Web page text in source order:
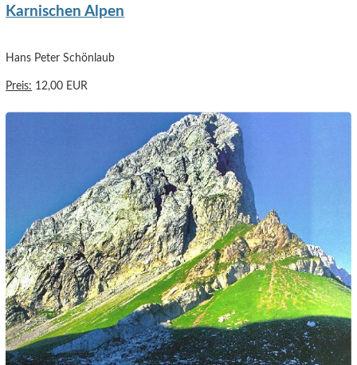
Karnischen Alpen
Hans Peter Schönlaub
Preis: 12,00 EUR